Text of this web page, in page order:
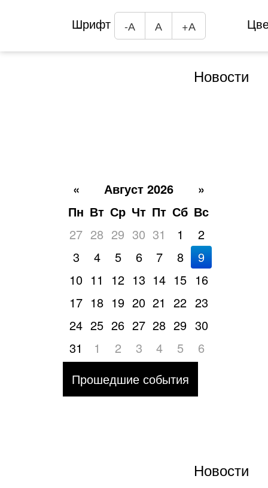
Шрифт -А А +А
Новости
« Август 2026
»
Пн Вт Ср Чт Пт Сб Вс
27 28 29 30 31 1
2
3
4 5 6 7 8
9
10 11 12 13 14 15 16
17 18 19 20 21 22 23
24 25 26 27 28 29 30
31
1 2 3 4 5
6
Прошедшие события
Новости